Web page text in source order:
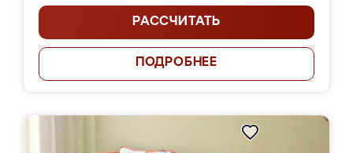
РАССЧИТАТЬ
ПОДРОБНЕЕ